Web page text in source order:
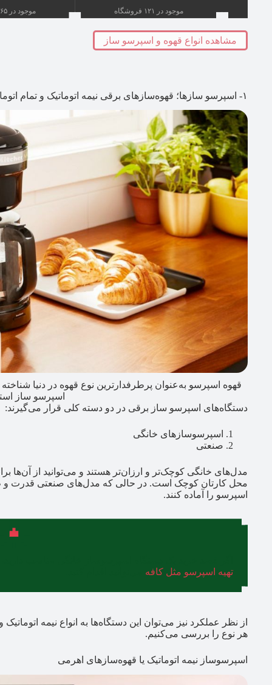
موجود در ۳۶۵ فروشگاه موجود در ۱۲۱ فروشگاه
مشاهده انواع قهوه و اسپرسو ساز
۱- اسپرسو سازها؛ قهوه‌سازهای برقی نیمه اتوماتیک و تمام اتوماتیک
قهوه اسپرسو به‌عنوان پرطرفدارترین نوع قهوه در دنیا
اسپرسو ساز
دستگاه‌های اسپرسو ساز برقی در دو دسته کلی قرار می‌گیرند:
اسپرسوسازهای خانگی
صنعتی
مدل‌های خانگی کوچک‌تر و ارزان‌تر هستند و می‌توانید از آن‌ها
محل کارتان کوچک است. در حالی‌ که مدل‌های صنعتی قدرت و
اسپرسو را آماده کنند.
تهیه اسپرسو مثل کافه
از نظر عملکرد نیز می‌توان این دستگاه‌ها به انواع نیمه
هر نوع را بررسی می‌کنیم.
اسپرسوساز نیمه اتوماتیک یا قهوه‌سازهای اهرمی